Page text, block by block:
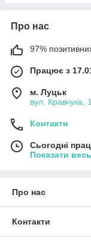
Про нас
97% позитивних
Працює з
м. Луцьк
вул. Кравчука,
Контакти
Сьогодні
Показати
Про нас
Контакти